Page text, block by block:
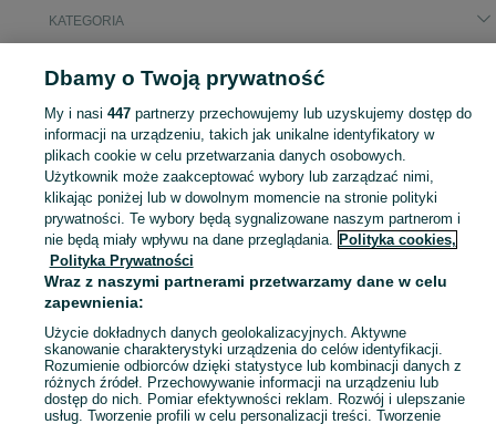
KATEGORIA
Popularne wyszukiwania
Skorzystaj z największego serwisu ogłoszeniowego - Radków i okolice! Kupuj to, czego pragniesz i sprzedawaj to, czego już nie potrzebujesz!
Mapa kategorii
Mapa miejscowości
Mapa ministron
Popularne wyszukiwania
Dbamy o Twoją prywatność
My i nasi 447partnerzy przechowujemy lub uzyskujemy dostęp do
informacji na urządzeniu, takich jak unikalne identyfikatory w
plikach cookie w celu przetwarzania danych osobowych.
Użytkownik może zaakceptować wybory lub zarządzać nimi,
klikając poniżej lub w dowolnym momencie na stronie polityki
prywatności. Te wybory będą sygnalizowane naszym partnerom i
nie będą miały wpływu na dane przeglądania. Polityka cookies,
Polityka Prywatności
Wraz z naszymi partnerami przetwarzamy dane w celu
zapewnienia:
Użycie dokładnych danych geolokalizacyjnych. Aktywne
skanowanie charakterystyki urządzenia do celów identyfikacji.
Rozumienie odbiorców dzięki statystyce lub kombinacji danych z
różnych źródeł. Przechowywanie informacji na urządzeniu lub
dostęp do nich. Pomiar efektywności reklam. Rozwój i ulepszanie
usług. Tworzenie profili w celu personalizacji treści. Tworzenie